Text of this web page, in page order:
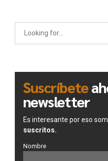
Suscríbete
newsletter
Es interesante por eso
suscritos.
Nombre